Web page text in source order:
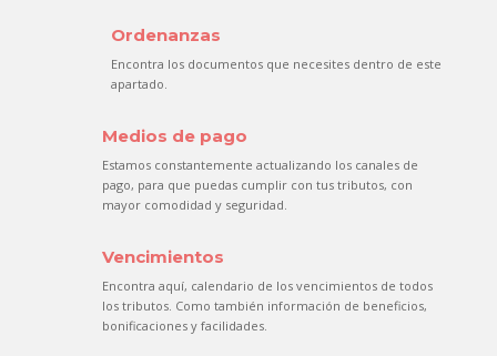
Ordenanzas
Encontra los documentos que necesites dentro de este
apartado.
Medios de pago
Estamos constantemente actualizando los canales de
pago, para que puedas cumplir con tus tributos, con
mayor comodidad y seguridad.
Vencimientos
Encontra aquí, calendario de los vencimientos de todos
los tributos. Como también información de beneficios,
bonificaciones y facilidades.